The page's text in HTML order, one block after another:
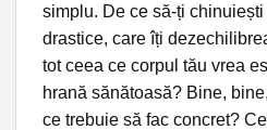
simplu. De ce să-ți
drastice, care îți
tot ceea ce corpul tău vrea
hrană sănătoasă? Bine,
ce trebuie să fac concret?